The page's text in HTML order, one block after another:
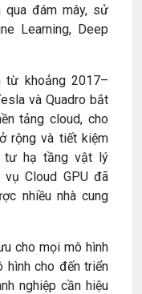
đám mây, sử
Learning, Deep
từ khoảng 2017–
và Quadro bắt
tảng cloud, cho
rộng và tiết kiệm
tư hạ tầng vật lý
vụ Cloud GPU đã
nhiều nhà cung
cho mọi mô hình
hình cho đến triển
nghiệp cần hiệu